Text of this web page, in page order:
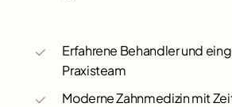
Erfahrene Behandler und
Praxisteam
Moderne Zahnmedizin mit